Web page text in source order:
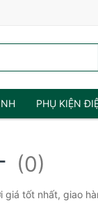
PHỤ KIỆN
(0)
tốt nhất, giao